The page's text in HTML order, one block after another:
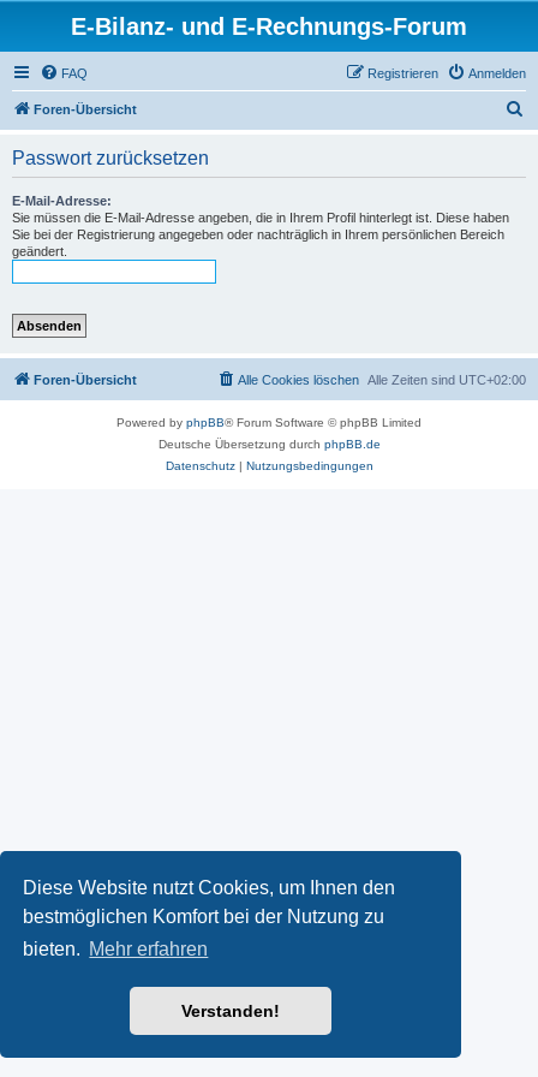
Diese Website nutzt Cookies, um Ihnen den
bestmöglichen Komfort bei der Nutzung zu
bieten. Mehr erfahren
Verstanden!
E-Bilanz- und E-Rechnungs-Forum
FAQ Anmelden
Registrieren
Foren-Übersicht
Passwort zurücksetzen
E-Mail-Adresse:
Sie müssen die E-Mail-Adresse angeben, die in Ihrem Profil hinterlegt ist. Diese haben
Sie bei der Registrierung angegeben oder nachträglich in Ihrem persönlichen Bereich
geändert.
Foren-Übersicht Alle Zeiten sind UTC+02:00
Alle Cookies löschen
Powered by phpBB® Forum Software © phpBB Limited
Deutsche Übersetzung durch phpBB.de
Datenschutz| Nutzungsbedingungen